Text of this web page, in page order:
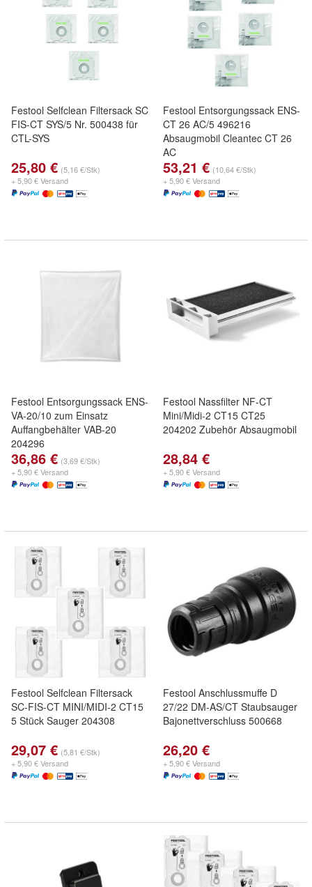
Festool Selfclean Filtersack SC
FIS-CT SYS/5 Nr. 500438 für
CTL-SYS
25,80 € (5,16 €/Stk)
+ 5,90 € Versand
Festool Entsorgungssack ENS-
CT 26 AC/5 496216
Absaugmobil Cleantec CT 26
AC
53,21 € (10,64 €/Stk)
+ 5,90 € Versand
Festool Entsorgungssack ENS-
VA-20/10 zum Einsatz
Auffangbehälter VAB-20
204296
36,86 € (3,69 €/Stk)
+ 5,90 € Versand
Festool Nassfilter NF-CT
Mini/Midi-2 CT15 CT25
204202 Zubehör Absaugmobil
28,84 €
+ 5,90 € Versand
Festool Selfclean Filtersack
SC-FIS-CT MINI/MIDI-2 CT15
5 Stück Sauger 204308
29,07 € (5,81 €/Stk)
+ 5,90 € Versand
Festool Anschlussmuffe D
27/22 DM-AS/CT Staubsauger
Bajonettverschluss 500668
26,20 €
+ 5,90 € Versand